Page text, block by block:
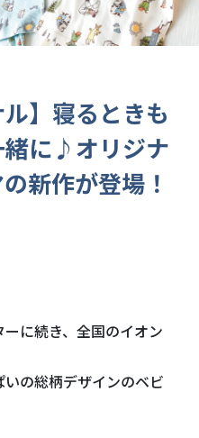
ル】寝るときも
緒に♪オリジナ
新作が登場！
に続き、全国のイオン
の総柄デザインのベビ